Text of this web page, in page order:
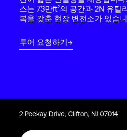
스는 73만ft²의 공간과 2N 유틸
복을 갖춘 현장 변전소가 있습
투어 요청하기
2 Peekay Drive, Clifton, NJ 07014